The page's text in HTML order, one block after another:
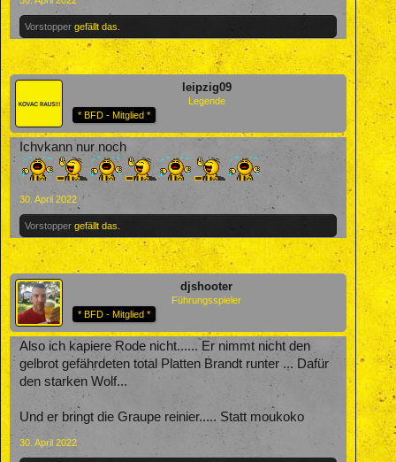
Vorstopper gefällt das.
leipzig09
Legende
* BFD - Mitglied *
Ichvkann nur noch
30. April 2022
Vorstopper gefällt das.
djshooter
Führungsspieler
* BFD - Mitglied *
Also ich kapiere Rode nicht...... Er nimmt nicht den
gelbrot gefährdeten total Platten Brandt runter ... Dafür
den starken Wolf...
Und er bringt die Graupe reinier..... Statt moukoko
30. April 2022